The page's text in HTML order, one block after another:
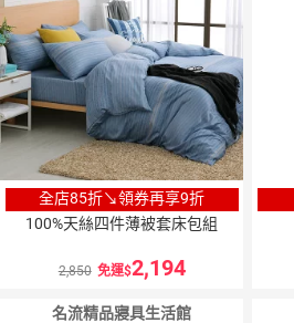
全店85折↘領券再享9折
100%天絲四件薄被套床包組
2,850 免運 2,194
名流精品寢具生活館